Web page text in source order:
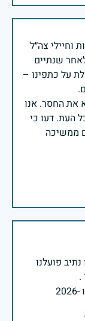
וחיילי צה״ל
שנתיים
על כתפינו –
את החסר. אנו
העת. דעו כי
ממשיכה
פועלנו